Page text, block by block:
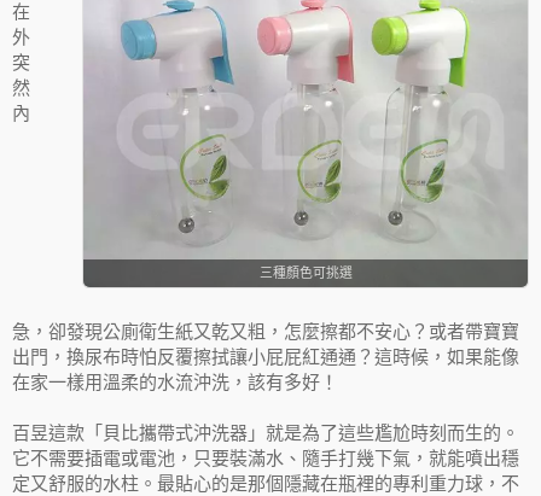
三種顏色可挑選
在
外
突
然
內
急，卻發現公廁衛生紙又乾又粗，怎麼擦都不安心？或者帶寶寶
出門，換尿布時怕反覆擦拭讓小屁屁紅通通？這時候，如果能像
在家一樣用溫柔的水流沖洗，該有多好！
百昱這款「貝比攜帶式沖洗器」就是為了這些尷尬時刻而生的。
它不需要插電或電池，只要裝滿水、隨手打幾下氣，就能噴出穩
定又舒服的水柱。最貼心的是那個隱藏在瓶裡的專利重力球，不